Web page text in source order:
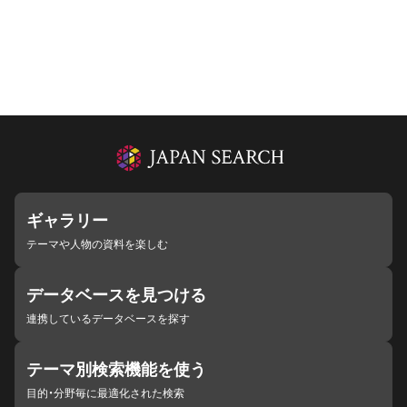
ギャラリー
テーマや人物の資料を楽しむ
データベースを見つける
連携しているデータベースを探す
テーマ別検索機能を使う
目的・分野毎に最適化された検索